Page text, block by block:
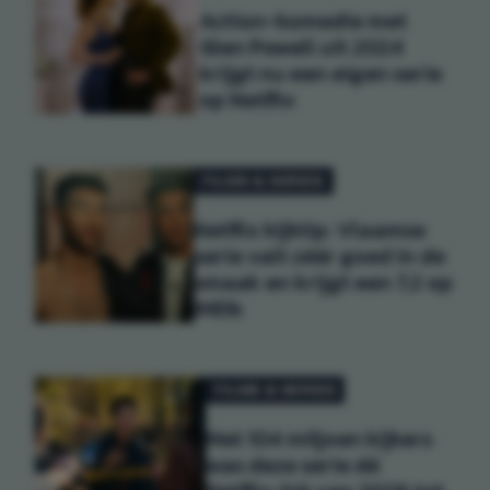
Action-komedie met
Glen Powell uit 2024
krijgt nu een eigen serie
op Netflix
Netflix kijktip: Vlaamse
serie valt zéér goed in de
smaak en krijgt een 7,2 op
IMDb
Met 104 miljoen kijkers
was deze serie dé